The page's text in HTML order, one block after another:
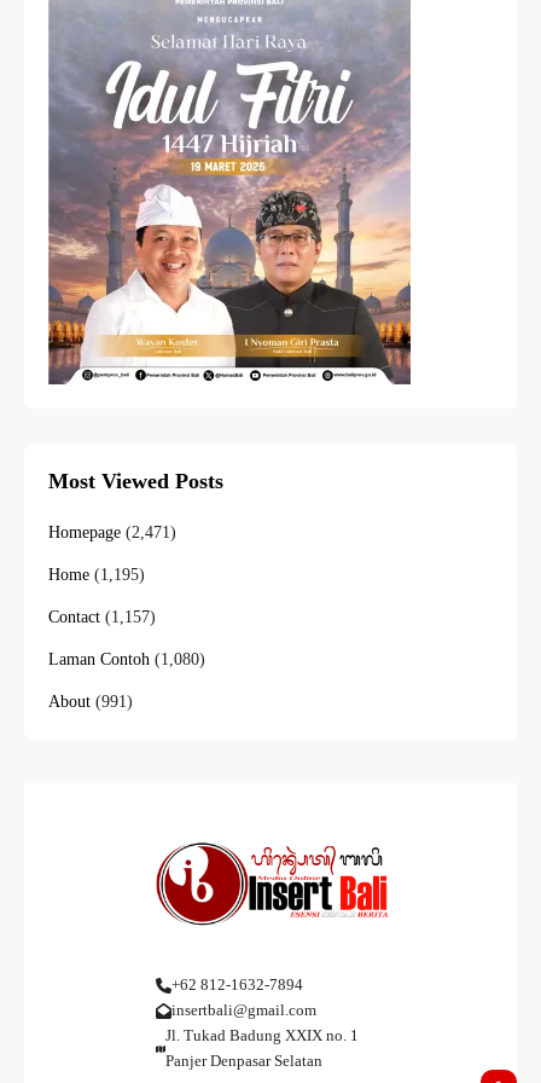
Most Viewed Posts
Homepage (2,471)
Home (1,195)
Contact (1,157)
Laman Contoh (1,080)
About (991)
+62 812-1632-7894
insertbali@gmail.com
Jl. Tukad Badung XXIX no. 1
Panjer Denpasar Selatan